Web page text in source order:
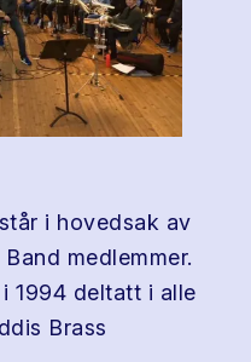
i hovedsak av
medlemmer.
1994 deltatt i alle
Brass